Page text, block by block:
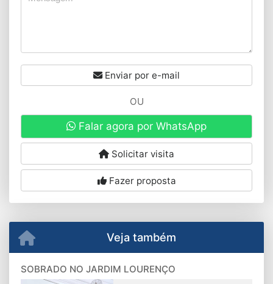
Enviar por e-mail
OU
Falar agora por WhatsApp
Solicitar visita
Fazer proposta
Veja também
SOBRADO NO JARDIM LOURENÇO